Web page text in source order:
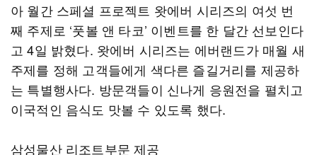
아 월간 스페셜 프로젝트 왓에버 시리즈의 여섯 번
째 주제로 ‘풋볼 앤 타코’ 이벤트를 한 달간 선보인다
고 4일 밝혔다. 왓에버 시리즈는 에버랜드가 매월 새
주제를 정해 고객들에게 색다른 즐길거리를 제공하
는 특별행사다. 방문객들이 신나게 응원전을 펼치고
이국적인 음식도 맛볼 수 있도록 했다.
삼성물산 리조트부문 제공